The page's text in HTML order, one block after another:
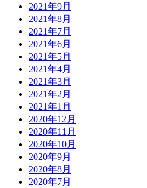
2021年9月
2021年8月
2021年7月
2021年6月
2021年5月
2021年4月
2021年3月
2021年2月
2021年1月
2020年12月
2020年11月
2020年10月
2020年9月
2020年8月
2020年7月